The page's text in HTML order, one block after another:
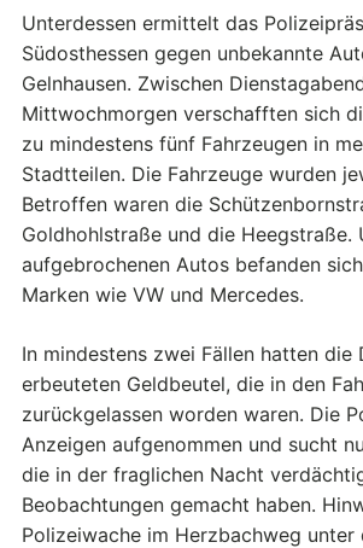
Unterdessen ermittelt das
Südosthessen gegen unbekannte
Gelnhausen. Zwischen
Mittwochmorgen verschafften sich
zu mindestens fünf Fahrzeugen in
Stadtteilen. Die Fahrzeuge wurden
Betroffen waren die
Goldhohlstraße und die Heegstraße.
aufgebrochenen Autos befanden
Marken wie VW und Mercedes.
In mindestens zwei Fällen hatten die
erbeuteten Geldbeutel, die in den
zurückgelassen worden waren. Die
Anzeigen aufgenommen und sucht
die in der fraglichen Nacht
Beobachtungen gemacht haben.
Polizeiwache im Herzbachweg unter